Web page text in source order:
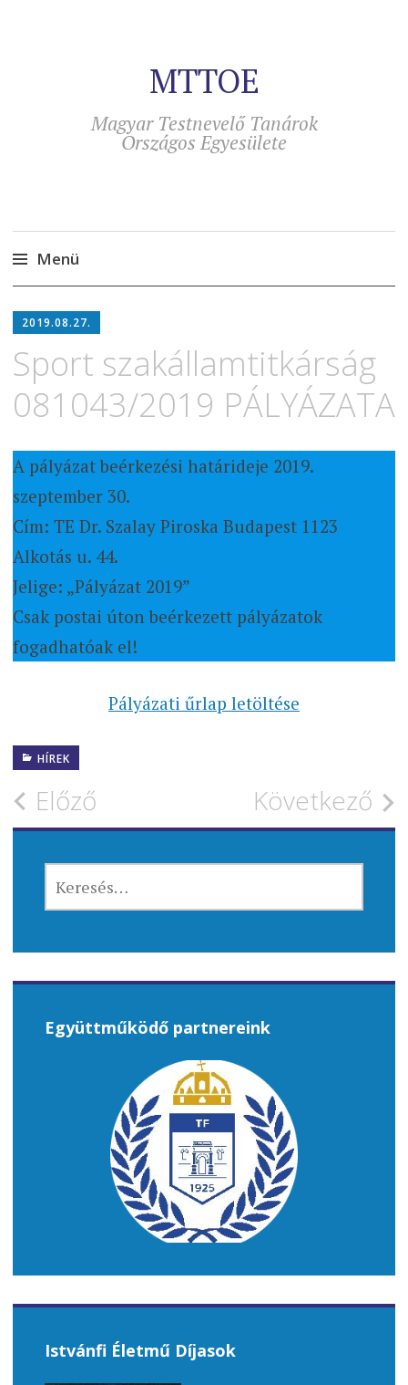
MTTOE
Magyar Testnevelő Tanárok
Országos Egyesülete
Menü
2019.08.27.
Sport szakállamtitkárság
081043/2019 PÁLYÁZATA
A pályázat beérkezési határideje 2019.
szeptember 30.
Cím: TE Dr. Szalay Piroska Budapest 1123
Alkotás u. 44.
Jelige: „Pályázat 2019”
Csak postai úton beérkezett pályázatok
fogadhatóak el!
Pályázati űrlap letöltése
HÍREK
Bejegyzés
navigáció
Előző Következő
Együttműködő partnereink
Istvánfi Életmű Díjasok